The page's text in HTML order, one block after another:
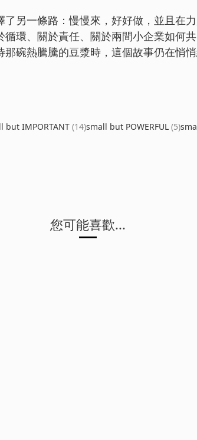
另一條路：慢慢來，好好做，並且在
環、關於責任、關於兩間小企業如何
碗熱騰騰的豆漿時，這個故事仍在悄悄
but IMPORTANT (14)small but POWERFUL (5)
您可能喜歡...